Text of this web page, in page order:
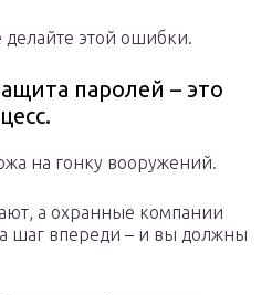
этой ошибки.
паролей – это
на гонку вооружений.
а охранные компании
шаг впереди – и вы должны